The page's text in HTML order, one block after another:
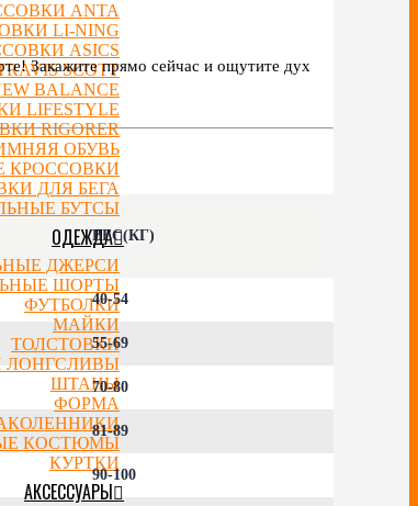
ANTA
LI-NING
ASICS
SCOTT
BALANCE
LIFESTYLE
RIGORER
ОБУВЬ
КРОССОВКИ
ДЛЯ БЕГА
БУТСЫ
ОДЕЖДА
ДЖЕРСИ
ШОРТЫ
ФУТБОЛКИ
МАЙКИ
ТОЛСТОВКИ
ЛОНГСЛИВЫ
ШТАНЫ
ФОРМА
КОСТЮМЫ
КУРТКИ
АКСЕССУАРЫ
Закажите прямо сейчас и ощутите дух
ВЕС(КГ)
40-54
55-69
70-80
81-89
90-100